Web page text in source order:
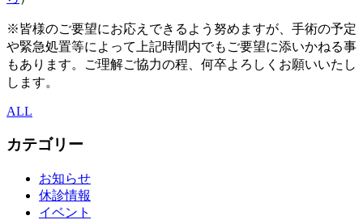
※皆様のご要望にお応えできるよう努めますが、手術の予定
や緊急処置等によって上記時間内でもご要望に添いかねる事
もあります。ご理解ご協力の程、何卒よろしくお願いいたし
します。
ALL
カテゴリー
お知らせ
休診情報
イベント